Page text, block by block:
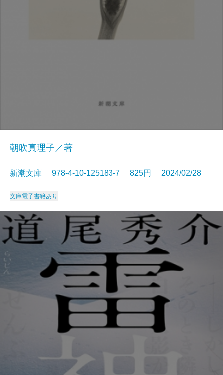
朝吹真理子／著
新潮文庫 978-4-10-125183-7 825円 2024/02/28
文庫電子書籍あり